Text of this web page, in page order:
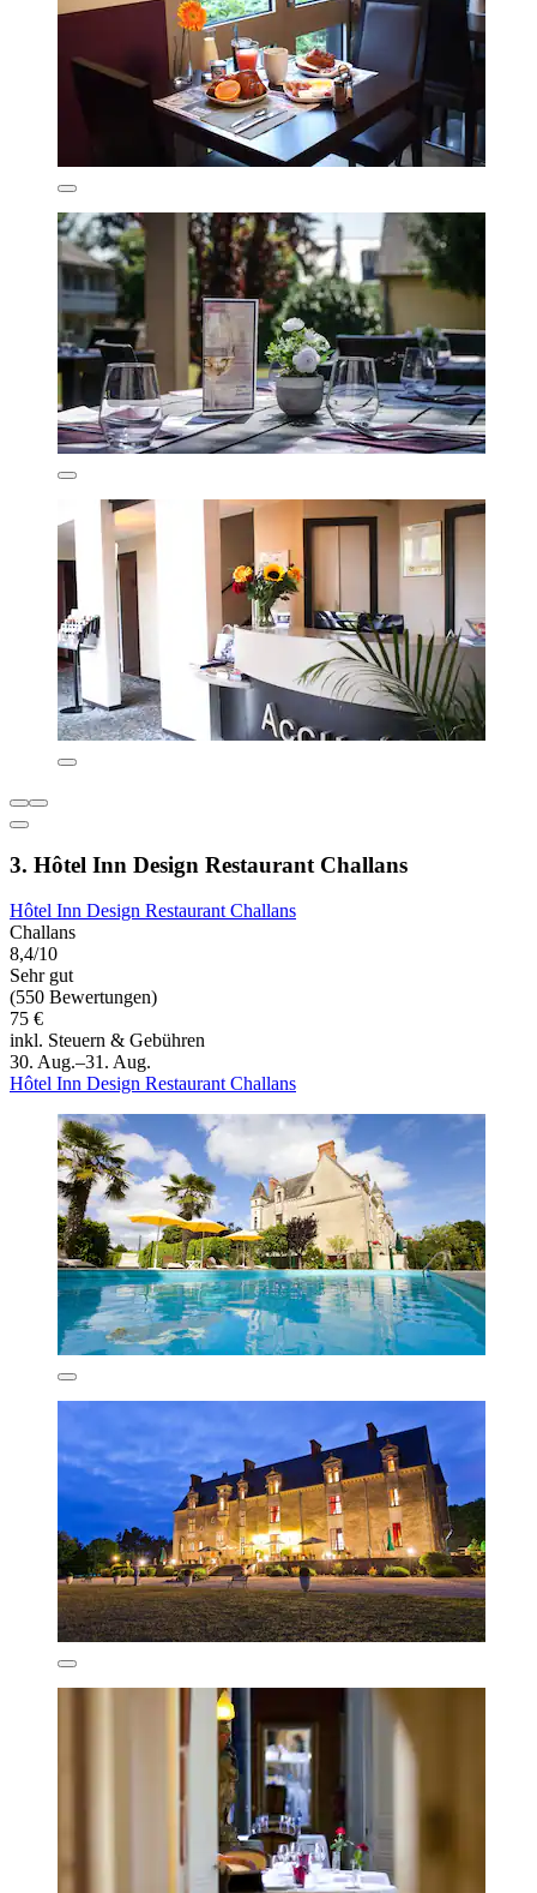
3. Hôtel Inn Design Restaurant Challans
Hôtel Inn Design Restaurant Challans
Challans
8,4/10
Sehr gut
(550 Bewertungen)
75 €
inkl. Steuern & Gebühren
30. Aug.–31. Aug.
Hôtel Inn Design Restaurant Challans